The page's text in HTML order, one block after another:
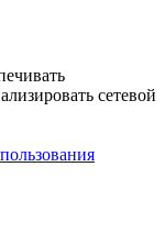
сетевой